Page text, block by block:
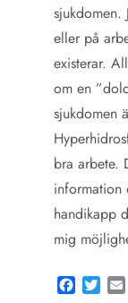
sjukdomen.
eller på
existerar.
om en
sjukdomen
bra arbete.
information
handikapp
mig